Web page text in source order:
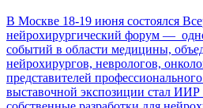
В Москве 18-19 июня состоялся
нейрохирургический форум —
событий в области медицины,
нейрохирургов, неврологов,
представителей
выставочной экспозиции стал